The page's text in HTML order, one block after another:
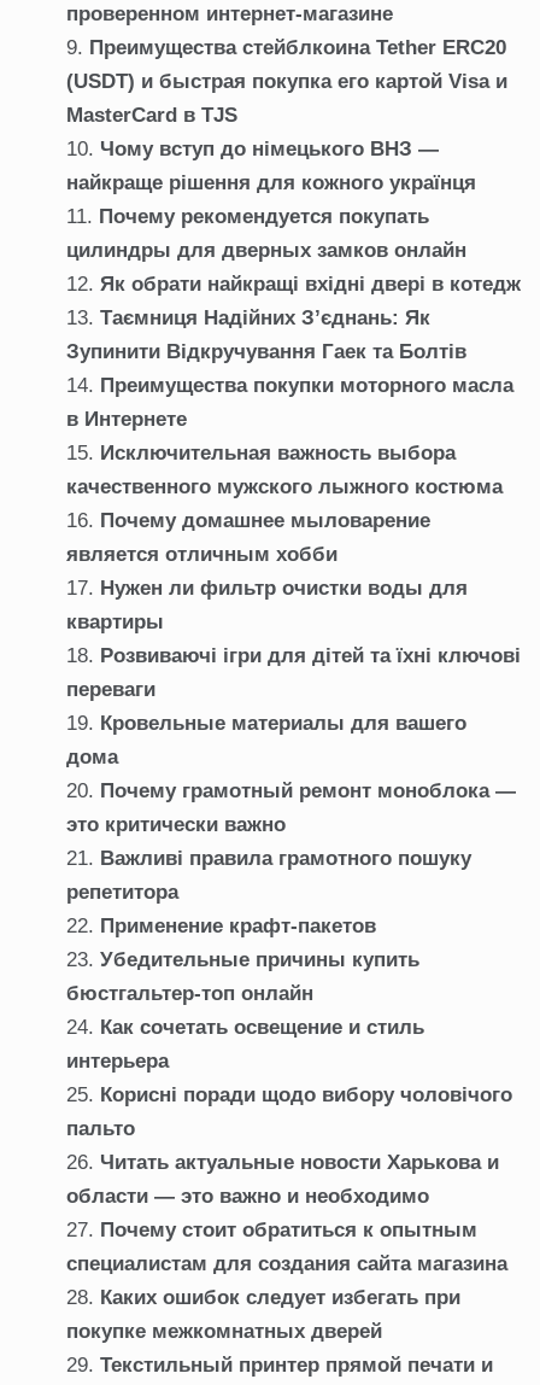
проверенном интернет-магазине
Преимущества стейблкоина Tether ERC20
(USDT) и быстрая покупка его картой Visa и
MasterCard в TJS
Чому вступ до німецького ВНЗ —
найкраще рішення для кожного українця
Почему рекомендуется покупать
цилиндры для дверных замков онлайн
Як обрати найкращі вхідні двері в котедж
Таємниця Надійних З’єднань: Як
Зупинити Відкручування Гаек та Болтів
Преимущества покупки моторного масла
в Интернете
Исключительная важность выбора
качественного мужского лыжного костюма
Почему домашнее мыловарение
является отличным хобби
Нужен ли фильтр очистки воды для
квартиры
Розвиваючі ігри для дітей та їхні ключові
переваги
Кровельные материалы для вашего
дома
Почему грамотный ремонт моноблока —
это критически важно
Важливі правила грамотного пошуку
репетитора
Применение крафт-пакетов
Убедительные причины купить
бюстгальтер-топ онлайн
Как сочетать освещение и стиль
интерьера
Корисні поради щодо вибору чоловічого
пальто
Читать актуальные новости Харькова и
области — это важно и необходимо
Почему стоит обратиться к опытным
специалистам для создания сайта магазина
Каких ошибок следует избегать при
покупке межкомнатных дверей
Текстильный принтер прямой печати и